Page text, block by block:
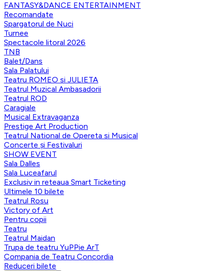
FANTASY&DANCE ENTERTAINMENT
Recomandate
Spargatorul de Nuci
Turnee
Spectacole litoral 2026
TNB
Balet/Dans
Sala Palatului
Teatru ROMEO si JULIETA
Teatrul Muzical Ambasadorii
Teatrul ROD
Caragiale
Musical Extravaganza
Prestige Art Production
Teatrul National de Opereta si Musical
Concerte și Festivaluri
SHOW EVENT
Sala Dalles
Sala Luceafarul
Exclusiv in reteaua Smart Ticketing
Ultimele 10 bilete
Teatrul Rosu
Victory of Art
Pentru copii
Teatru
Teatrul Maidan
Trupa de teatru YuPPie ArT
Compania de Teatru Concordia
Reduceri bilete